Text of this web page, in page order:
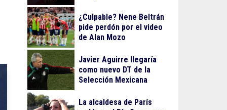
¿Culpable? Nene Beltrán
pide perdón por el video
de Alan Mozo
Javier Aguirre llegaría
como nuevo DT de la
Selección Mexicana
La alcaldesa de París